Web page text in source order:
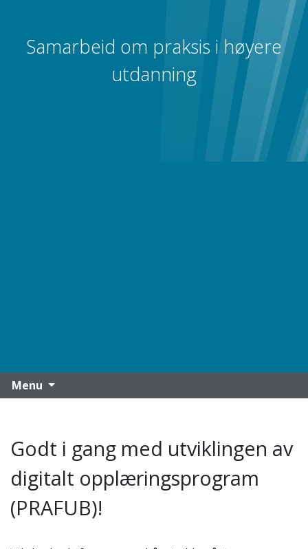
Samarbeid om praksis i høyere
utdanning
Menu
Godt i gang med utviklingen av
digitalt opplæringsprogram
(PRAFUB)!